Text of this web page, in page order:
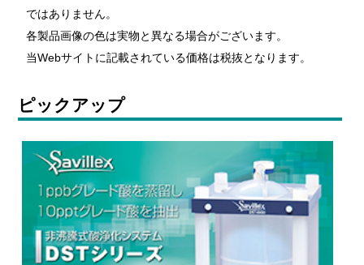
ではありません。
各製品画像の色は実物と異なる場合がございます。
当Webサイトに記載されている価格は税抜となります。
ピックアップ